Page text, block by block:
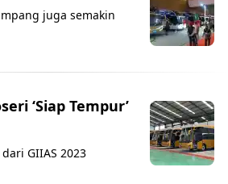
juga semakin
‘Siap Tempur’
GIIAS 2023